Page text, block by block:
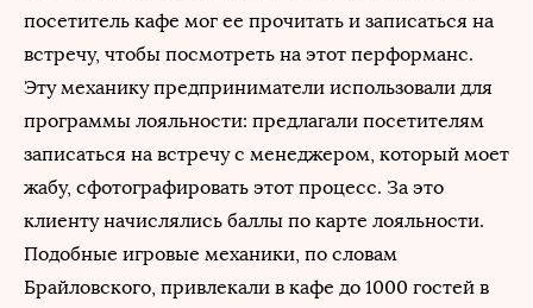
посетитель кафе мог ее прочитать и записаться на
встречу, чтобы посмотреть на этот перформанс.
Эту механику предприниматели использовали для
программы лояльности: предлагали посетителям
записаться на встречу с менеджером, который моет
жабу, сфотографировать этот процесс. За это
клиенту начислялись баллы по карте лояльности.
Подобные игровые механики, по словам
Брайловского, привлекали в кафе до 1000 гостей в